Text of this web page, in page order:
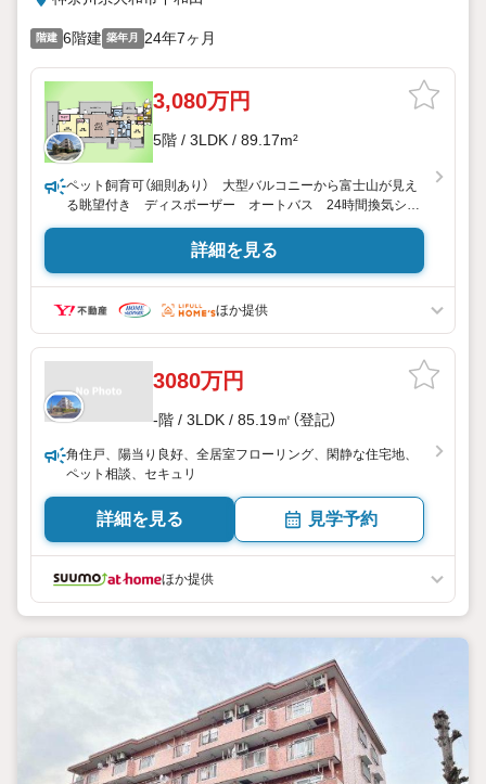
階建 6階建 築年月 24年7ヶ月
3,080万円
5階 / 3LDK / 89.17m²
ペット飼育可（細則あり） 大型バルコニーから富士山が見え
る眺望付き ディスポーザー オートバス 24時間換気シス
テム 浴室換気乾燥機 ウォークインクローゼット カウン
ターキッチン 各居室収納スペース付
東宝ハウス町田はまず、お客様一人一人を知り、理解するこ
とから始めます。
お客様のお話をきちんとお聞きし、しっかり話し合う「心」の
れのお客様にベストな「住まい」をご提案をすることができる
インターネット予約で当日見学が可能！
（2）本日4日以内をご希望の方は
「ご要望・ご質問欄」に希望日時をご記入ください！
【主要不動産流通各社の2025年度中間期の売買仲介実績にお
いて、全国第9位の売買仲介実績です】※住宅新報より
たくさんのお客様からのお言葉に感謝してこれからも楽しく
素敵なお家探しをお約束します。
ハウス町田に相談してみませんか？
スタッフ一同お客様のお問合せをお待ちしております。
詳細を見る
ほか提供
3080万円
-階 / 3LDK / 85.19㎡（登記）
角住戸、陽当り良好、全居室フローリング、閑静な住宅地、
ペット相談、セキュリ
詳細を見る 見学予約
ほか提供